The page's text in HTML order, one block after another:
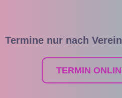
Termine nur nach
TERMIN